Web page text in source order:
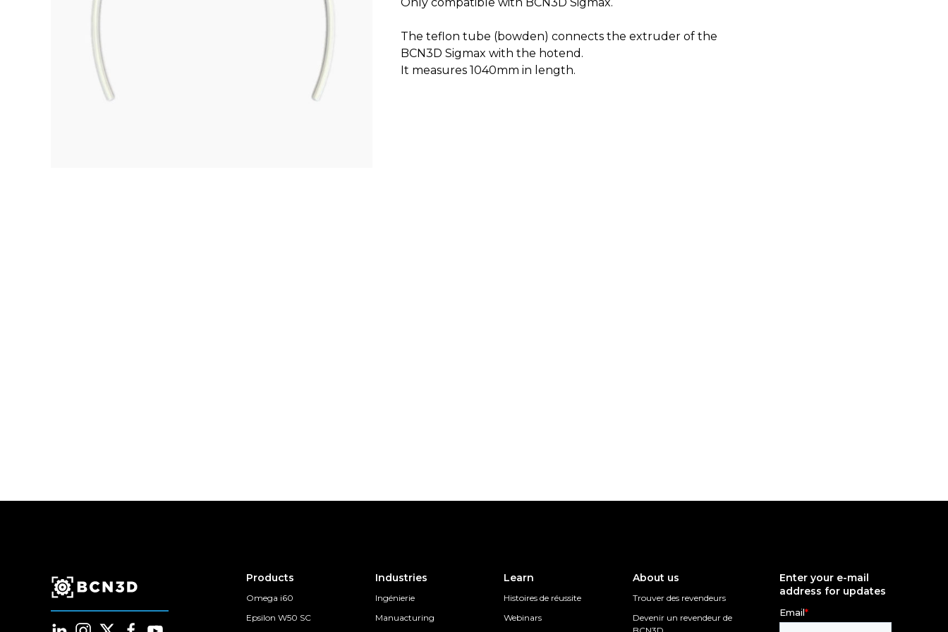
The teflon tube (bowden) connects the extruder of the
BCN3D Sigmax with the hotend.
It measures 1040mm in length.
Products
Omega i60
Epsilon W50 SC
Industries
Ingénierie
Manuacturing
Learn
Histoires de réussite
Webinars
About us
Trouver des revendeurs
Devenir un revendeur de
Enter your e-mail
address for updates